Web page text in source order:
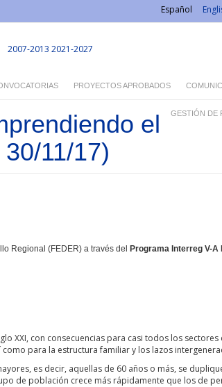
Español
PROYECTOS APROBADOS
GESTIÓN DE
2007-2013 2021-2027
el
11/17)
Regional (FEDER) a través del
Programa Interreg V-A
XXI, con consecuencias para casi todos los sectores
para la estructura familiar y los lazos
es decir, aquellas de 60 años o más, se
de población crece más rápidamente que los de